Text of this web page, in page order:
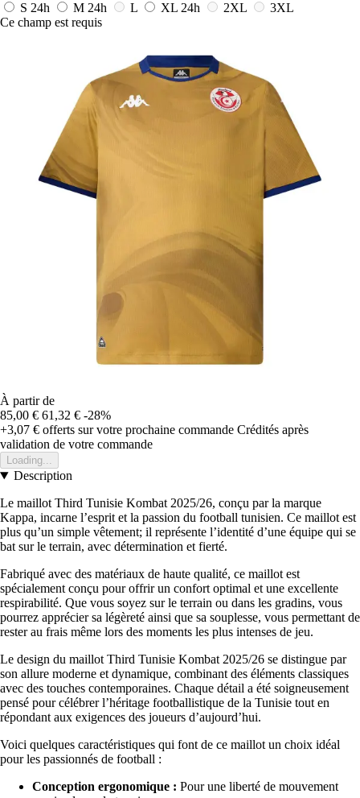
S 24h M 24h L XL 24h 2XL
3XL
Ce champ est requis
À partir de
85,00 € 61,32 € -28%
+3,07 € offerts sur votre prochaine commande Crédités après
validation de votre commande
Loading...
Description
Le maillot Third Tunisie Kombat 2025/26, conçu par la marque
Kappa, incarne l’esprit et la passion du football tunisien. Ce maillot est
plus qu’un simple vêtement; il représente l’identité d’une équipe qui se
bat sur le terrain, avec détermination et fierté.
Fabriqué avec des matériaux de haute qualité, ce maillot est
spécialement conçu pour offrir un confort optimal et une excellente
respirabilité. Que vous soyez sur le terrain ou dans les gradins, vous
pourrez apprécier sa légèreté ainsi que sa souplesse, vous permettant de
rester au frais même lors des moments les plus intenses de jeu.
Le design du maillot Third Tunisie Kombat 2025/26 se distingue par
son allure moderne et dynamique, combinant des éléments classiques
avec des touches contemporaines. Chaque détail a été soigneusement
pensé pour célébrer l’héritage footballistique de la Tunisie tout en
répondant aux exigences des joueurs d’aujourd’hui.
Voici quelques caractéristiques qui font de ce maillot un choix idéal
pour les passionnés de football :
Conception ergonomique : Pour une liberté de mouvement